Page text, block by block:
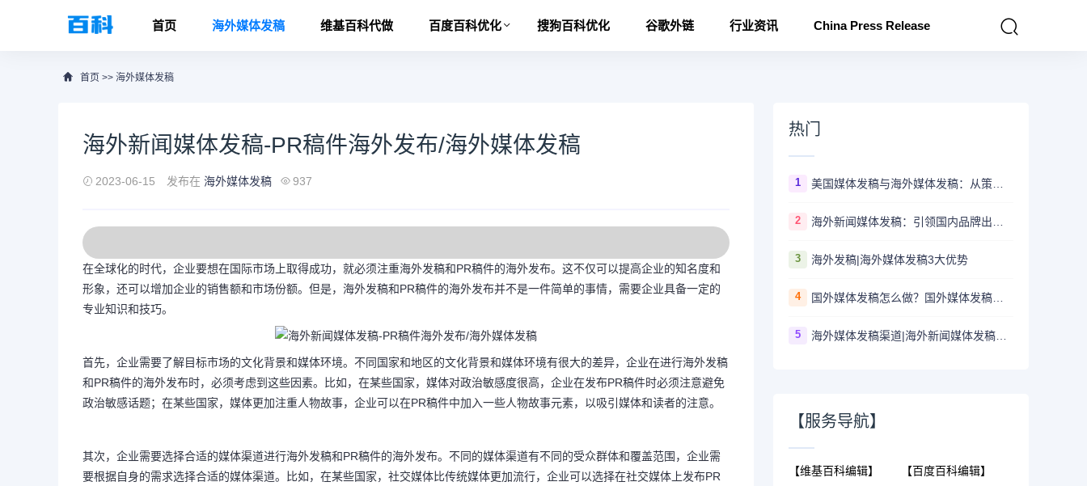
首页 海外媒体发稿 维基百科代做 百度百科优化 搜狗百科优化 谷歌外链 行业资讯 China Press Release
首页 >> 海外媒体发稿
海外新闻媒体发稿-PR稿件海外发布/海外媒体发稿
2023-06-15 发布在 海外媒体发稿 937
在全球化的时代，企业要想在国际市场上取得成功，就必须注重海外发稿和PR稿件的海外发布。这不仅可以提高企业的知名度和
形象，还可以增加企业的销售额和市场份额。但是，海外发稿和PR稿件的海外发布并不是一件简单的事情，需要企业具备一定的
专业知识和技巧。
首先，企业需要了解目标市场的文化背景和媒体环境。不同国家和地区的文化背景和媒体环境有很大的差异，企业在进行海外发稿
和PR稿件的海外发布时，必须考虑到这些因素。比如，在某些国家，媒体对政治敏感度很高，企业在发布PR稿件时必须注意避免
政治敏感话题；在某些国家，媒体更加注重人物故事，企业可以在PR稿件中加入一些人物故事元素，以吸引媒体和读者的注意。
其次，企业需要选择合适的媒体渠道进行海外发稿和PR稿件的海外发布。不同的媒体渠道有不同的受众群体和覆盖范围，企业需
要根据自身的需求选择合适的媒体渠道。比如，在某些国家，社交媒体比传统媒体更加流行，企业可以选择在社交媒体上发布PR
热门
1 美国媒体发稿与海外媒体发稿：从策略到执行的完整指南
2
3 海外发稿|海外媒体发稿3大优势
4 国外媒体发稿怎么做？国外媒体发稿的方法有哪些？
5 海外媒体发稿渠道|海外新闻媒体发稿助力中国企业海外传播
【服务导航】
【维基百科编辑】 【百度百科编辑】